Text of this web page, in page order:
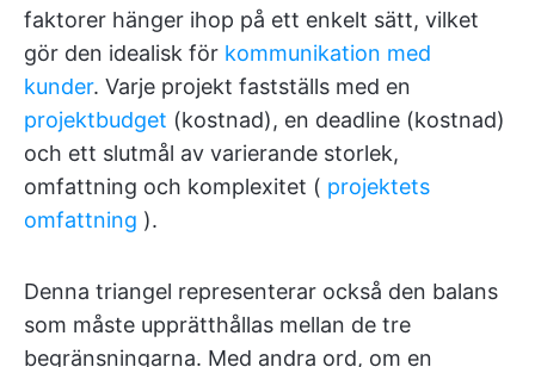
faktorer hänger ihop på ett enkelt sätt, vilket
gör den idealisk för kommunikation med
kunder. Varje projekt fastställs med en
projektbudget (kostnad), en deadline (kostnad)
och ett slutmål av varierande storlek,
omfattning och komplexitet ( projektets
omfattning ).
Denna triangel representerar också den balans
som måste upprätthållas mellan de tre
begränsningarna. Med andra ord, om en